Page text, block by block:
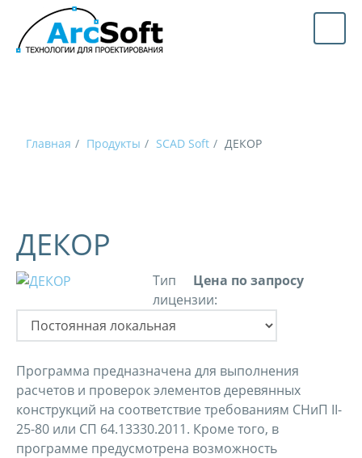
Главная Продукты SCAD Soft ДЕКОР
ДЕКОР
Тип
лицензии:
Цена по запросу
Программа предназначена для выполнения
расчетов и проверок элементов деревянных
конструкций на соответствие требованиям СНиП II-
25-80 или СП 64.13330.2011. Кроме того, в
программе предусмотрена возможность